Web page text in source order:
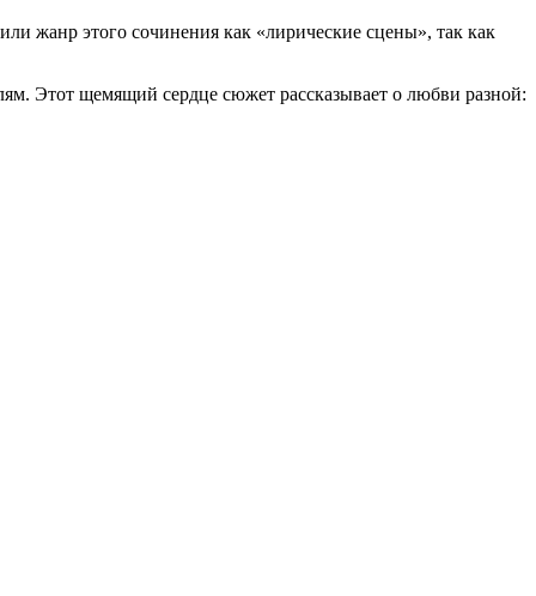
жанр этого сочинения как «лирические сцены», так как
Этот щемящий сердце сюжет рассказывает о любви разной: